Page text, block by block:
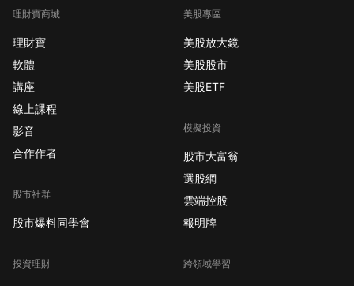
理財寶商城
理財寶
軟體
講座
線上課程
影音
合作作者
股市社群
股市爆料同學會
投資理財
美股專區
美股放大鏡
美股股市
美股ETF
模擬投資
股市大富翁
選股網
雲端控股
報明牌
跨領域學習